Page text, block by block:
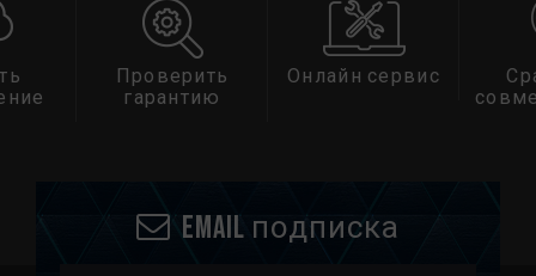
Проверить
гарантию
Онлайн сервис
Email подписка